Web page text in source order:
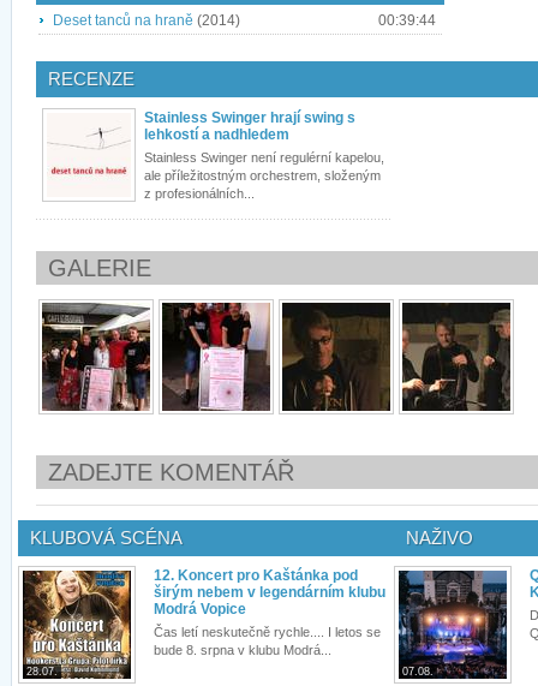
Deset tanců na hraně (2014) 00:39:44
RECENZE
Stainless Swinger hrají swing s
lehkostí a nadhledem
Stainless Swinger není regulérní kapelou,
ale příležitostným orchestrem, složeným
z profesionálních...
GALERIE
ZADEJTE KOMENTÁŘ
KLUBOVÁ SCÉNA
28.07.
12. Koncert pro Kaštánka pod
širým nebem v legendárním klubu
Modrá Vopice
Čas letí neskutečně rychle.... I letos se
bude 8. srpna v klubu Modrá...
NAŽIVO
07.08.